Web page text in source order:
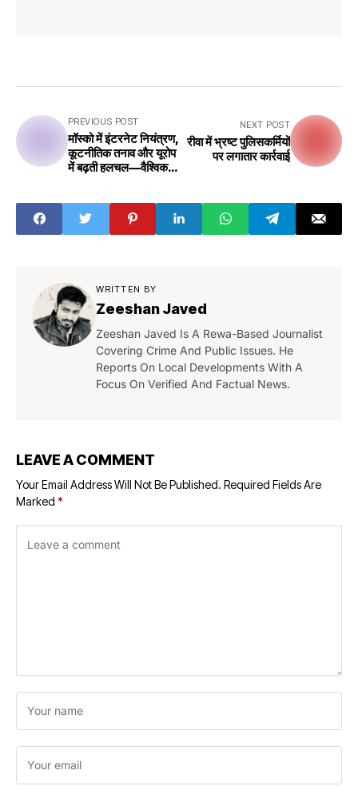
PREVIOUS POST
मॉस्को में इंटरनेट नियंत्रण,
कूटनीतिक तनाव और यूरोप
में बढ़ती हलचल—वैश्विक
NEXT POST
रीवा में भ्रष्ट पुलिसकर्मियों
पर लगातार कार्रवाई
WRITTEN BY
Zeeshan Javed
Zeeshan Javed Is A Rewa-Based Journalist
Covering Crime And Public Issues. He
Reports On Local Developments With A
Focus On Verified And Factual News.
LEAVE A COMMENT
Your Email Address Will Not Be Published. Required Fields Are
Marked *